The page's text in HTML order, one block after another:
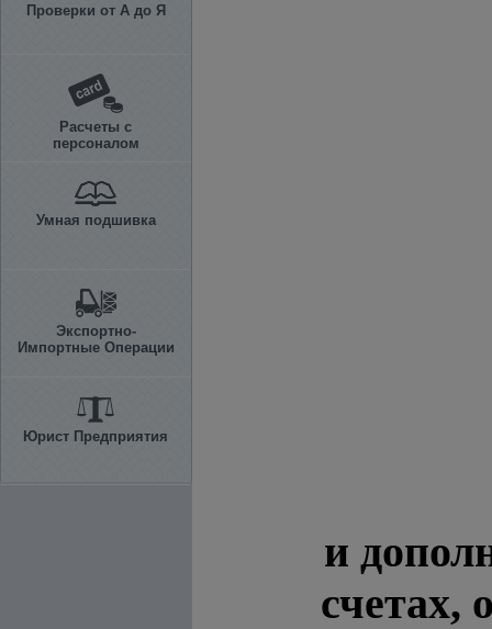
Проверки от А до Я
Расчеты с
персоналом
Умная подшивка
Экспортно-
Импортные Операции
Юрист Предприятия
и
счетах,